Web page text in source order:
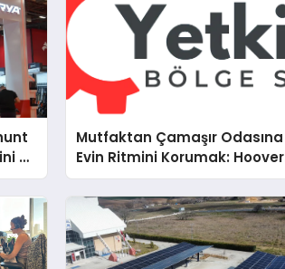
ve
Mutfaktan Çamaşır Odasına
Evin Ritmini Korumak: Hoover
Cihazlarında Dürüst Teknik
Destek Deneyimi